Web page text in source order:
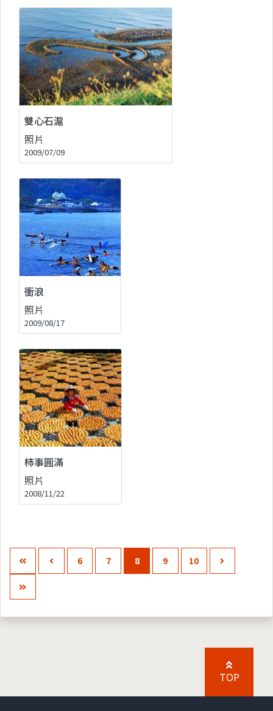
雙心石滬
照片
2009/07/09
衝浪
照片
2009/08/17
柿事圓滿
照片
2008/11/22
6 7 8 9 10
TOP